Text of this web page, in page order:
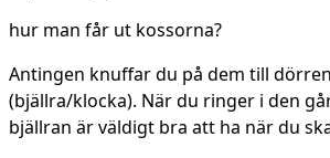
hur man får ut kossorna?
Antingen knuffar du på dem till
(bjällra/klocka). När du ringer i den
bjällran är väldigt bra att ha när du